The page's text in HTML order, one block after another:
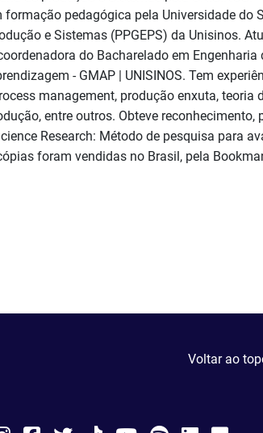
pedagógica pela Universidade do
e Sistemas (PPGEPS) da Unisinos.
do Bacharelado em Engenharia
- GMAP | UNISINOS. Tem
management, produção enxuta, teoria
entre outros. Obteve reconhecimento,
Research: Método de pesquisa para
foram vendidas no Brasil, pela
Voltar ao